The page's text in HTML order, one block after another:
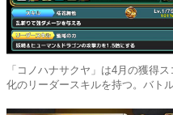
「コノハナサクヤ」は4月の獲得
化のリーダースキルを持つ。バト